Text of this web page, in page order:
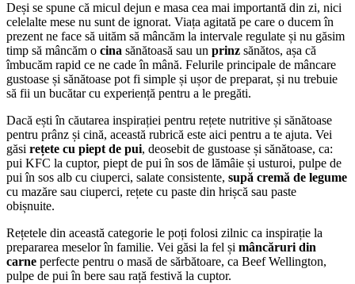
Deși se spune că micul dejun e masa cea mai importantă din zi, nici
celelalte mese nu sunt de ignorat. Viața agitată pe care o ducem în
prezent ne face să uităm să mâncăm la intervale regulate și nu găsim
timp să mâncăm o cina sănătoasă sau un prinz sănătos, așa că
îmbucăm rapid ce ne cade în mână. Felurile principale de mâncare
gustoase și sănătoase pot fi simple și ușor de preparat, și nu trebuie
să fii un bucătar cu experiență pentru a le pregăti.
Dacă ești în căutarea inspirației pentru rețete nutritive și sănătoase
pentru prânz și cină, această rubrică este aici pentru a te ajuta. Vei
găsi rețete cu piept de pui, deosebit de gustoase și sănătoase, ca:
pui KFC la cuptor, piept de pui în sos de lămâie și usturoi, pulpe de
pui în sos alb cu ciuperci, salate consistente, supă cremă de legume
cu mazăre sau ciuperci, rețete cu paste din hrișcă sau paste
obișnuite.
Rețetele din această categorie le poți folosi zilnic ca inspirație la
prepararea meselor în familie. Vei găsi la fel și mâncăruri din
carne perfecte pentru o masă de sărbătoare, ca Beef Wellington,
pulpe de pui în bere sau rață festivă la cuptor.